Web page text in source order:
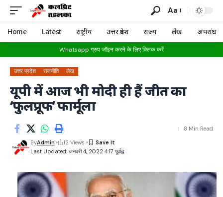
Aa
Home Latest राष्ट्रीय उत्तर प्रदेश राज्य लेख अपराध
Whatsapp ग्रुप जॉइन करने के लिए क्लिक करें
उत्तर प्रदेश राजनीति लेख
यूपी में आज भी मोदी ही हैं जीत का
‘फुलप्रूफ’ फार्मूला
Last Updated: जनवरी 4, 2022 4:17 पूर्वाह्न
ByAdmin 12 Views
8 Min Read